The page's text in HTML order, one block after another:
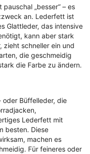
„besser“ – es
an. Lederfett ist
Glattleder, das intensive
kann aber stark
zieht schneller ein und
die geschmeidig
die Farbe zu ändern.
oder Büffelleder, die
Lederfett mit
besten. Diese
machen es
Für feineres oder